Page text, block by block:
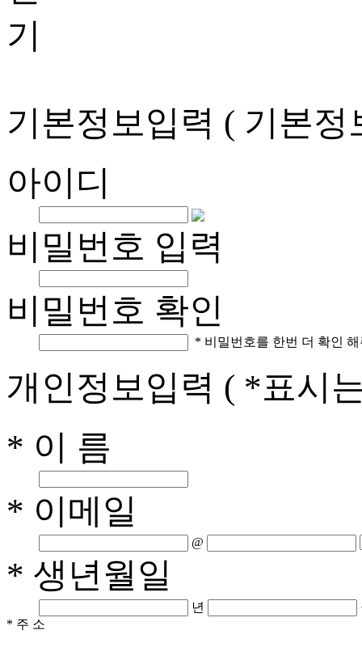
기본정보입력 ( 기본정
아이디
비밀번호 입력
비밀번호 확인
* 비밀번호를 한번 더 확인
개인정보입력 ( *표시
* 이 름
* 이메일
@
* 생년월일
년
* 주 소